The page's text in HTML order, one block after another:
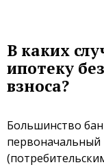
В каких
ипотеку
взноса?
Большинство
первоначальный